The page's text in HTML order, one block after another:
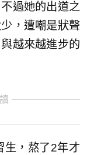
過她的出道之
，遭嘲是狀聲
越來越進步的
生，熬了2年才